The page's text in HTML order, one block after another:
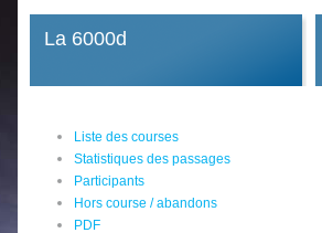
La 6000d
Liste des courses
Statistiques des passages
Participants
Hors course / abandons
PDF